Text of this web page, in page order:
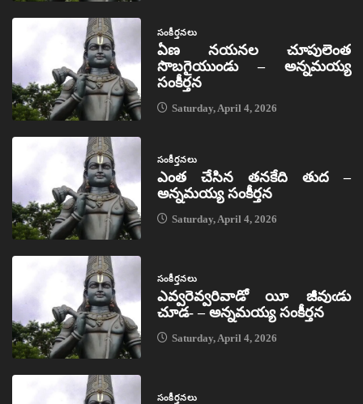
సంకీర్తనలు
ఏణ నయనల చూపులెంత
సొబగైయుండు – అన్నమయ్య
సంకీర్తన
Saturday, April 4, 2026
సంకీర్తనలు
ఎంత చేసిన తనకేది తుద –
అన్నమయ్య సంకీర్తన
Saturday, April 4, 2026
సంకీర్తనలు
ఎవ్వరెవ్వరివాడో యీ జీవుఁడు
చూడ- – అన్నమయ్య సంకీర్తన
Saturday, April 4, 2026
సంకీర్తనలు